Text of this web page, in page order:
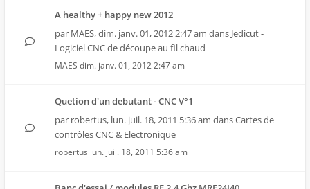
A healthy + happy new 2012
par MAES,dim. janv. 01, 2012 2:47 am dans Jedicut -
Logiciel CNC de découpe au fil chaud
MAES dim. janv. 01, 2012 2:47 am
Quetion d'un debutant - CNC V°1
par robertus, lun. juil. 18, 2011 5:36 am dansCartes de
contrôles CNC & Electronique
robertus lun. juil. 18, 2011 5:36 am